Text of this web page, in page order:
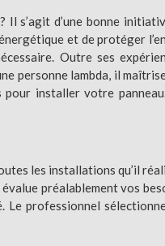
Il s’agit d’une bonne
et de protéger
Outre ses
personne lambda, il
pour installer votre
les installations qu’il
préalablement vos
professionnel